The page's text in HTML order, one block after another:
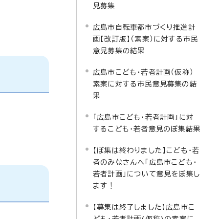
見募集
広島市自転車都市づくり推進計
画【改訂版】（素案）に対する市民
意見募集の結果
広島市こども・若者計画（仮称）
素案に対する市民意見募集の結
果
「広島市こども・若者計画」に対
するこども・若者意見のぼ集結果
【ぼ集は終わりました】こども・若
者のみなさんへ「広島市こども・
若者計画」について意見をぼ集し
ます！
【募集は終了しました】広島市こ